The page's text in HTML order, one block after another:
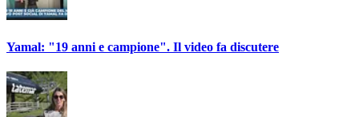
Yamal: "19 anni e campione". Il video fa discutere